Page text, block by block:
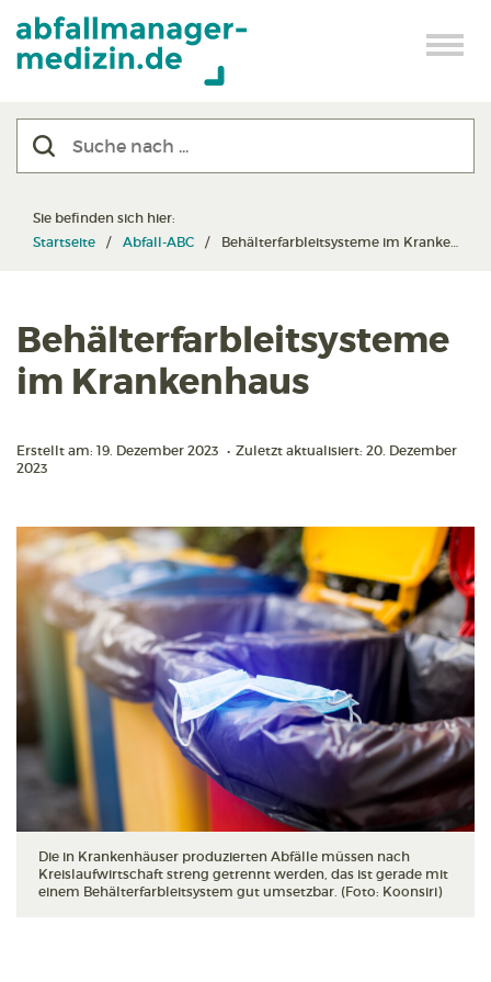
Sie befinden sich hier:
Startseite
Abfall-ABC Behälterfarbleitsysteme im Krankenhaus
Behälterfarbleitsysteme
im Krankenhaus
Erstellt am: 19. Dezember 2023 • Zuletzt aktualisiert: 20. Dezember
2023
Die in Krankenhäuser produzierten Abfälle müssen nach
Kreislaufwirtschaft streng getrennt werden, das ist gerade mit
einem Behälterfarbleitsystem gut umsetzbar. (Foto: Koonsiri)